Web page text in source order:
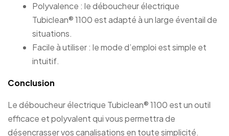
Polyvalence : le déboucheur électrique
Tubiclean® 1100 est adapté à un large éventail de
situations.
Facile à utiliser : le mode d’emploi est simple et
intuitif.
Conclusion
Le déboucheur électrique Tubiclean® 1100 est un outil
efficace et polyvalent qui vous permettra de
désencrasser vos canalisations en toute simplicité.